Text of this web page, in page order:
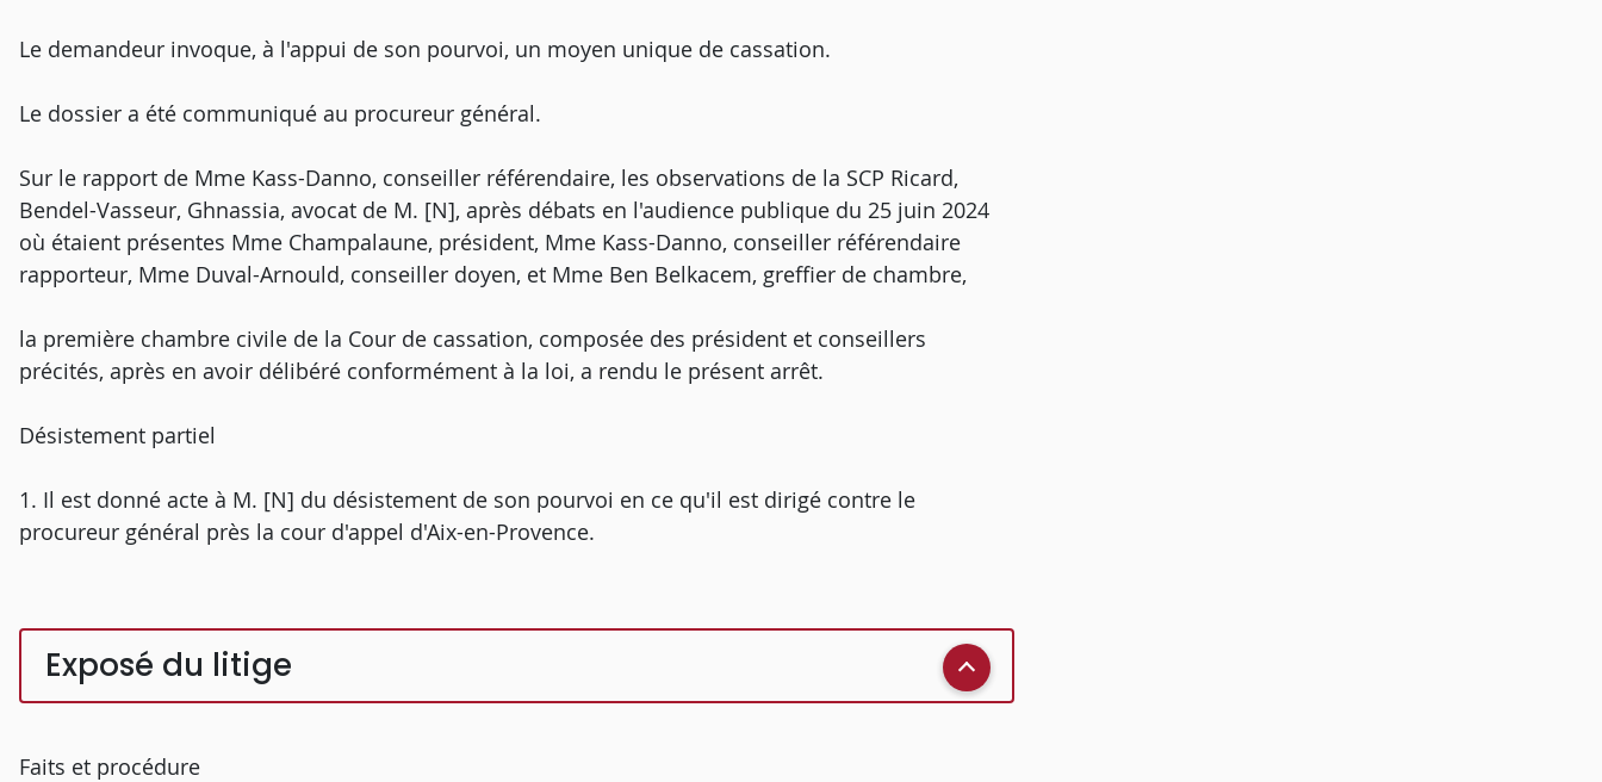
Le demandeur invoque, à l'appui de son pourvoi, un moyen unique de cassation.
Le dossier a été communiqué au procureur général.
Sur le rapport de Mme Kass-Danno, conseiller référendaire, les observations de la SCP Ricard,
Bendel-Vasseur, Ghnassia, avocat de M. [N], après débats en l'audience publique du 25 juin 2024
où étaient présentes Mme Champalaune, président, Mme Kass-Danno, conseiller référendaire
rapporteur, Mme Duval-Arnould, conseiller doyen, et Mme Ben Belkacem, greffier de chambre,
la première chambre civile de la Cour de cassation, composée des président et conseillers
précités, après en avoir délibéré conformément à la loi, a rendu le présent arrêt.
Désistement partiel
1. Il est donné acte à M. [N] du désistement de son pourvoi en ce qu'il est dirigé contre le
procureur général près la cour d'appel d'Aix-en-Provence.
Exposé du litige
Faits et procédure